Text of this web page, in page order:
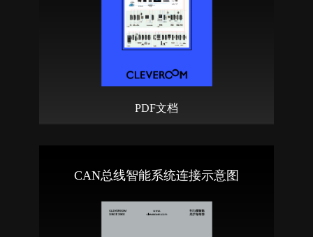
PDF文档
CAN总线智能系统连接示意图